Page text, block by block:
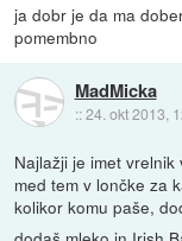
ja dobr je da ma
pomembno
MadMicka
::24. okt 2013,
Najlažji je imet
med tem v lončke za
kolikor komu paše,